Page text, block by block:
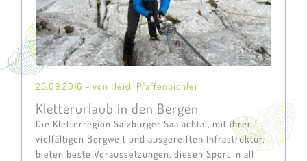
26.09.2016 – von Heidi Pfaffenbichler
Kletterurlaub in den Bergen
Die Kletterregion Salzburger Saalachtal, mit ihrer
vielfältigen Bergwelt und ausgereiften Infrastruktur,
bieten beste Voraussetzungen, diesen Sport in all